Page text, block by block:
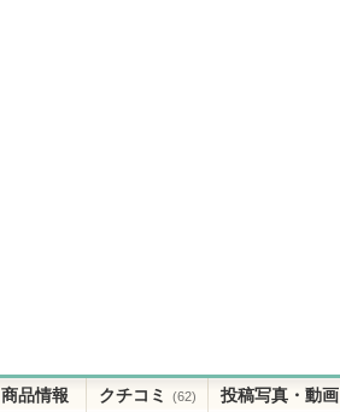
商品情報 クチコミ (62) 投稿写真・動画